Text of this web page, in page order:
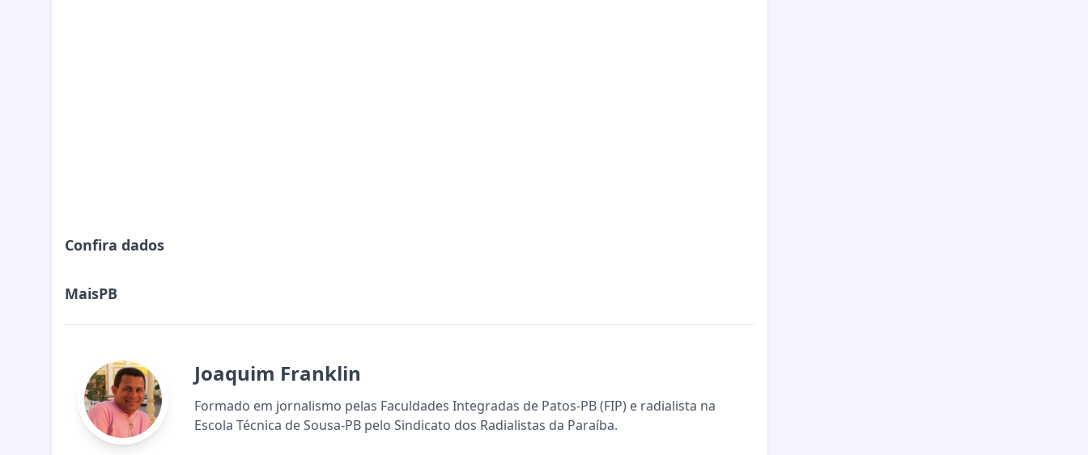
Confira dados
MaisPB
Joaquim Franklin
Formado em jornalismo pelas Faculdades Integradas de Patos-PB (FIP) e radialista na
Escola Técnica de Sousa-PB pelo Sindicato dos Radialistas da Paraíba.